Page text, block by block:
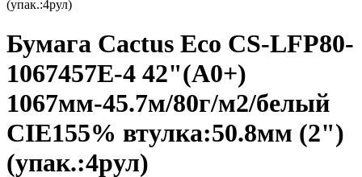
(упак.:4рул)
Бумага Cactus Eco CS-LFP80-
1067457E-4 42"(A0+)
1067мм-45.7м/80г/м2/белый
CIE155% втулка:50.8мм (2")
(упак.:4рул)